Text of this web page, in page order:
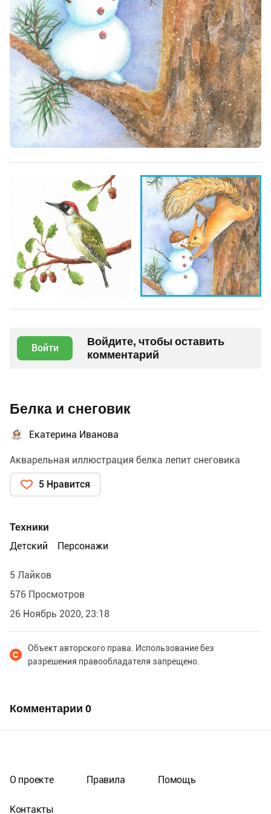
Войти
Войдите, чтобы оставить
комментарий
Белка и снеговик
Екатерина Иванова
Акварельная иллюстрация белка лепит снеговика
5 Нравится
Техники
Детский
Персонажи
5 Лайков
576 Просмотров
26 Ноябрь 2020, 23:18
Объект авторского права. Использование без
разрешения правообладателя запрещено.
Комментарии 0
О проекте Правила Помощь
Контакты